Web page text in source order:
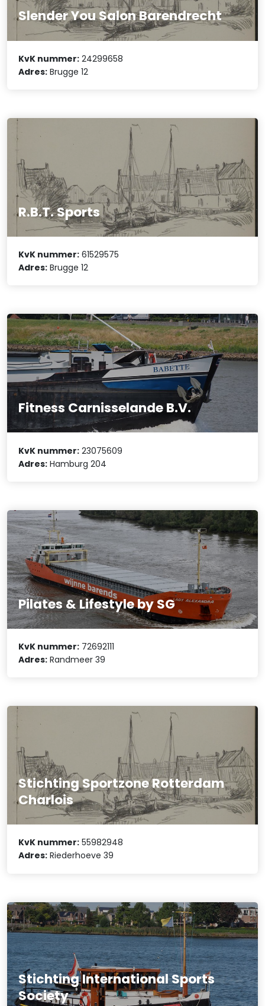
Slender You Salon Barendrecht
KvK nummer: 24299658
Adres: Brugge 12
R.B.T. Sports
KvK nummer: 61529575
Adres: Brugge 12
Fitness Carnisselande B.V.
KvK nummer: 23075609
Adres: Hamburg 204
Pilates & Lifestyle by SG
KvK nummer: 72692111
Adres: Randmeer 39
Stichting Sportzone Rotterdam
Charlois
KvK nummer: 55982948
Adres: Riederhoeve 39
Stichting International Sports
Society